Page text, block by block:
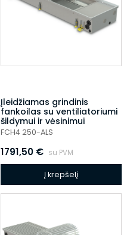
Įleidžiamas grindinis
fankoilas su ventiliatoriumi
šildymui ir vėsinimui
FCH4 250-ALS
1791,50 € su PVM
Į krepšelį